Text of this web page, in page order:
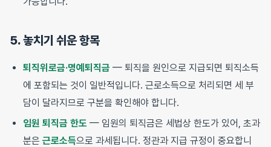
5. 놓치기 쉬운 항목
퇴직위로금·명예퇴직금 — 퇴직을 원인으로 지급되면 퇴직소득
에 포함되는 것이 일반적입니다. 근로소득으로 처리되면 세 부
담이 달라지므로 구분을 확인해야 합니다.
임원 퇴직금 한도 — 임원의 퇴직금은 세법상 한도가 있어, 초과
분은 근로소득으로 과세됩니다. 정관과 지급 규정이 중요합니